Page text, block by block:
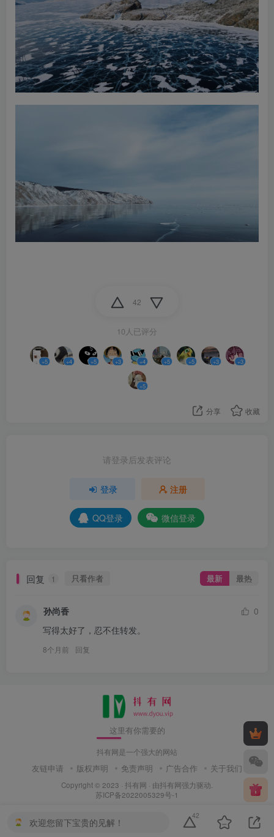
42
10人已评分
+5 +4 +5 +3 +4 +5 +5 +3 +3
+5
分享 收藏
请登录后发表评论
登录 注册
QQ登录 微信登录
回复 1 只看作者 最新 最热
孙尚香
0
写得太好了，忍不住转发。
8个月前 回复
这里有你需要的
抖有网是一个强大的网站
友链申请 版权声明 免责声明 广告合作 关于我们
Copyright © 2023 · 抖有网 · 由抖有网强力驱动.
苏ICP备2022005329号-1
欢迎您留下宝贵的见解！
42